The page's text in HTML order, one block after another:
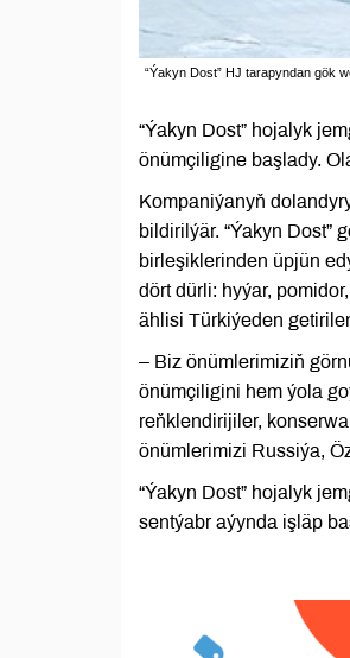
“Ýakyn Dost” HJ tarapyndan gök
“Ýakyn Dost” hojalyk
önümçiligine başlady.
Kompaniýanyň
bildirilýär. “Ýakyn
birleşiklerinden üpjün
dört dürli: hyýar,
ählisi Türkiýeden
– Biz önümlerimiziň
önümçiligini hem ýola
reňklendirijiler,
önümlerimizi Russiýa,
“Ýakyn Dost” hojalyk
sentýabr aýynda işläp